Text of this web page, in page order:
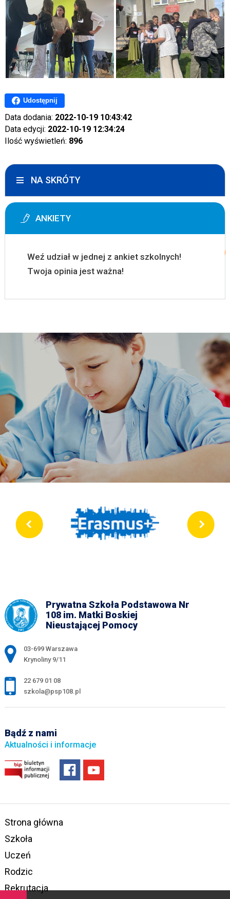
Udostępnij
Data dodania: 2022-10-19 10:43:42
Data edycji: 2022-10-19 12:34:24
Ilość wyświetleń: 896
NA SKRÓTY
ANKIETY
Weź udział w jednej z ankiet szkolnych!
Twoja opinia jest ważna!
Prywatna Szkoła Podstawowa Nr
108 im. Matki Boskiej
Nieustającej Pomocy
Adres pocztowy:
03-699 Warszawa
Krynoliny 9/11
22 679 01 08
szkola@psp108.pl
Bądź z nami
Aktualności i informacje
Strona główna
Szkoła
Uczeń
Rodzic
Rekrutacja